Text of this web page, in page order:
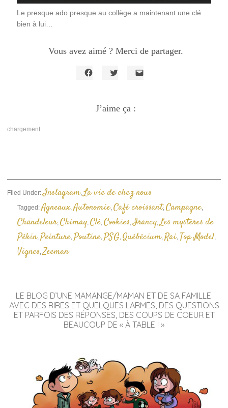
Le presque ado presque au collège a maintenant une clé
bien à lui…
Vous avez aimé ? Merci de partager.
Facebook(ouvre
dans
Twitter(ouvre
dans
J’aime ça :
chargement…
Filed Under:Instagram,La vie de chez nous
Tagged:Agneaux,Autonomie,Café croissant,Campagne,
Chandeleur,Chimay,Clé,Cookies,Irancy,Les mystères de
Pékin,Peinture,Poutine,PSG,Québécium,Rai, Top Model,
Vignes,Zeeman
LE BLOG D’UNE MAMANGE/MAMAN ET DE SA FAMILLE.
AVEC DES RIRES ET QUELQUES LARMES, DES QUESTIONS
ET PARFOIS DES RÉPONSES, DES COUPS DE COEUR ET
BEAUCOUP DE « À TABLE ! »